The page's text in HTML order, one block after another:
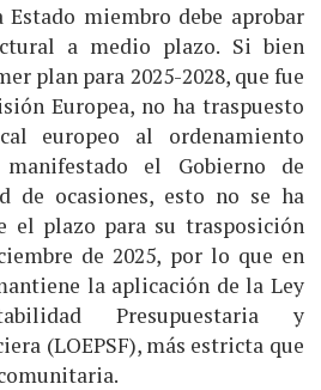
Estado miembro debe aprobar
a medio plazo. Si bien
plan para 2025-2028, que fue
Europea, no ha traspuesto
europeo al ordenamiento
el Gobierno de
de ocasiones, esto no se ha
el plazo para su trasposición
de 2025, por lo que en
la aplicación de la Ley
Presupuestaria y
(LOEPSF), más estricta que